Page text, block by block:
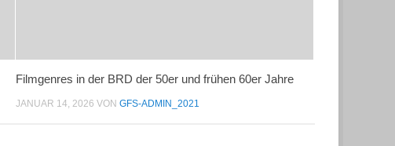
Filmgenres in der BRD der 50er und frühen 60er Jahre
JANUAR 14, 2026 VONGFS-ADMIN_2021